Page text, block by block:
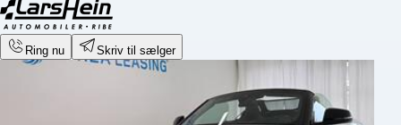
Ring nu Skriv til sælger